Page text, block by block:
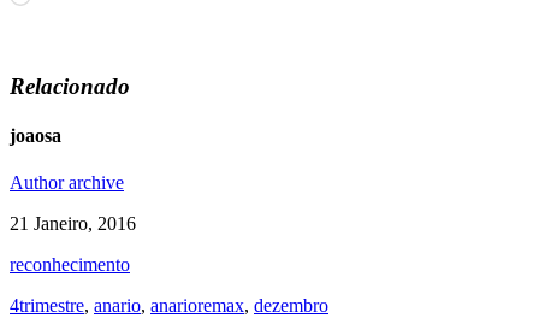
Relacionado
joaosa
Author archive
21 Janeiro, 2016
reconhecimento
4trimestre, anario, anarioremax, dezembro